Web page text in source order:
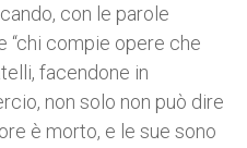
con le parole
“chi compie opere che
facendone in
non solo non può dire
è morto, e le sue sono